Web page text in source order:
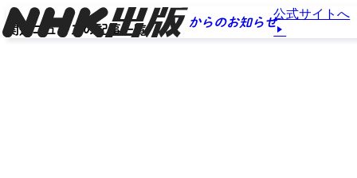
からのお知らせ
公式サイトへ
関連ニュースの記事一覧